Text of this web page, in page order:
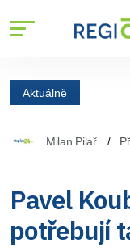
Aktuálně
Milan Pilař
Pavel
potřebují